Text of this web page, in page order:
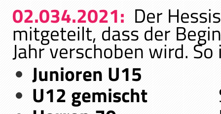
02.034.2021: Der
mitgeteilt, dass der
Jahr verschoben wird.
Junioren U15
U12 gemischt